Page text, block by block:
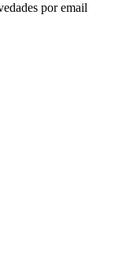
por email